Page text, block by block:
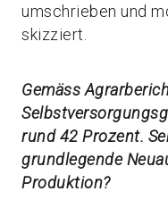
umschrieben und
skizziert.
Gemäss
rund 42 Prozent.
grundlegende
Produktion?